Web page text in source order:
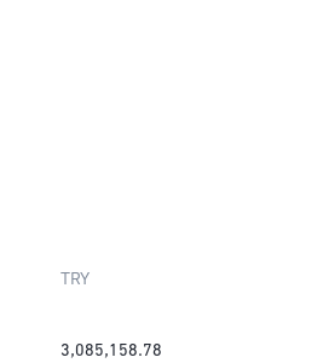
TRY
3,085,158.78